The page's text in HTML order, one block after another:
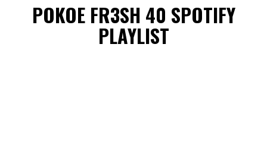
POKOE FR3SH 40 SPOTIFY
PLAYLIST